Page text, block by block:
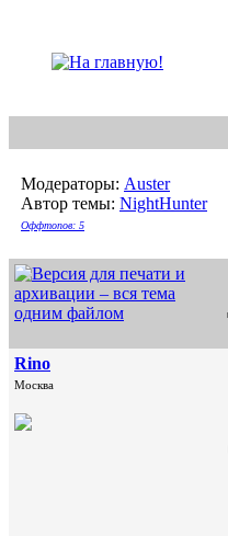
Модераторы: Auster
Автор темы: NightHunter
Оффтопов: 5
Rino
Москва